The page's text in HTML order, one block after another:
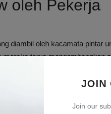
JOIN
Join our
oleh Pekerja
diambil oleh kacamata pintar
terus mengembangkan
satu pekerja outsource yang